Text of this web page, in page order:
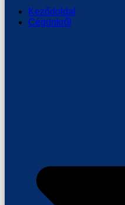
Keződoldal
Cégünkről